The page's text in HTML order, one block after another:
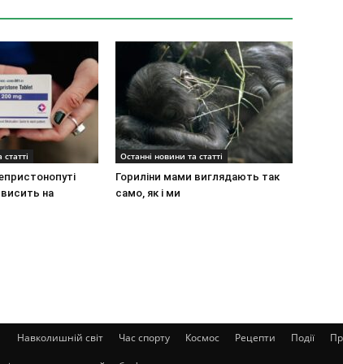
на
Останні новини та статті
Гориліни мами виглядають так
само, як і ми
Навколишній світ Час спорту Космос Рецепти Події